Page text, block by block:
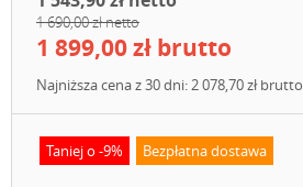
1 690,00 zł netto
1 899,00 zł brutto
Najniższa cena z 30 dni: 2 078,70 zł brutto
Taniej o -9% Bezpłatna dostawa